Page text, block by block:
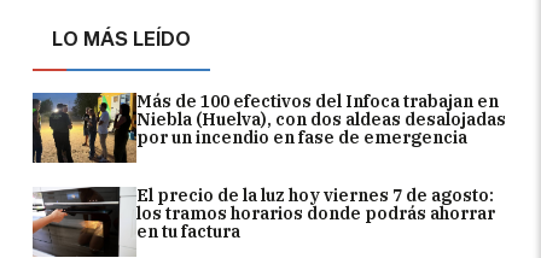
LO MÁS LEÍDO
Más de 100 efectivos del Infoca trabajan en
Niebla (Huelva), con dos aldeas desalojadas
por un incendio en fase de emergencia
El precio de la luz hoy viernes 7 de agosto:
los tramos horarios donde podrás ahorrar
en tu factura